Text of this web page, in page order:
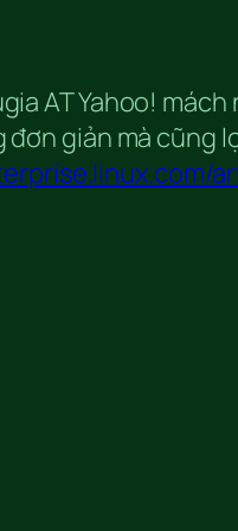
AT Yahoo!
giản mà cũng